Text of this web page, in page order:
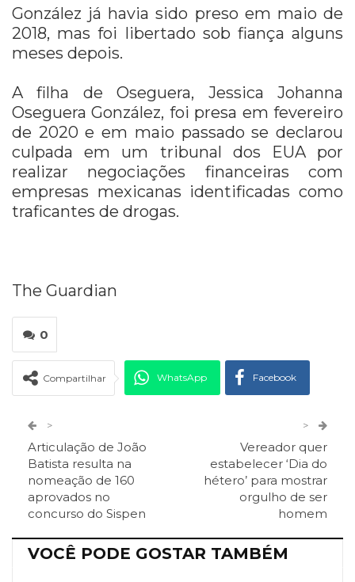
González já havia sido preso em maio de
2018, mas foi libertado sob fiança alguns
meses depois.
A filha de Oseguera, Jessica Johanna
Oseguera González, foi presa em fevereiro
de 2020 e em maio passado se declarou
culpada em um tribunal dos EUA por
realizar negociações financeiras com
empresas mexicanas identificadas como
traficantes de drogas.
The Guardian
0
Compartilhar WhatsApp Facebook
ReddIt Telegram
Facebook Messenger O email
>
Articulação de João
Batista resulta na
nomeação de 160
aprovados no
concurso do Sispen
>
Vereador quer
estabelecer ‘Dia do
hétero’ para mostrar
orgulho de ser
homem
VOCÊ PODE GOSTAR TAMBÉM